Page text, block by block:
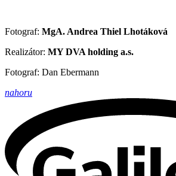
Fotograf: MgA. Andrea Thiel Lhotáková
Realizátor: MY DVA holding a.s.
Fotograf: Dan Ebermann
nahoru